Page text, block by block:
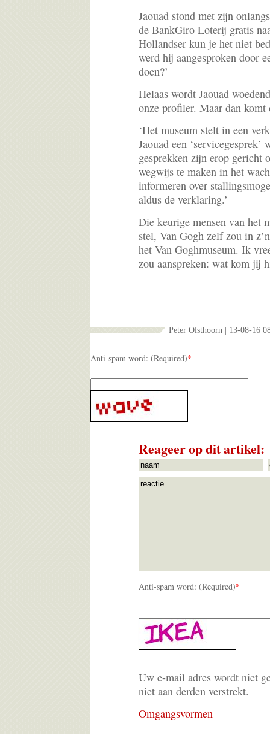
Jaouad stond met zijn
de BankGiro Loterij gratis
Hollandser kun je het niet
werd hij aangesproken door
doen?’
Helaas wordt Jaouad
onze profiler. Maar dan komt
‘Het museum stelt in een
Jaouad een ‘servicegesprek’
gesprekken zijn erop gericht
wegwijs te maken in het
informeren over
aldus de verklaring.’
Die keurige mensen van
stel, Van Gogh zelf zou in
het Van Goghmuseum. Ik
zou aanspreken: wat kom jij
Peter Olsthoorn | 13-08-16
Anti-spam word: (Required)*
Reageer op dit artikel:
Anti-spam word: (Required)*
Uw e-mail adres wordt niet
niet aan derden verstrekt.
Omgangsvormen